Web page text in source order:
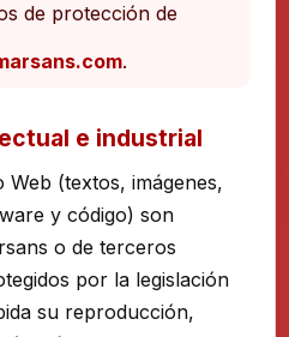
de protección de
.
e industrial
Web (textos, imágenes,
y código) son
o de terceros
por la legislación
su reproducción,